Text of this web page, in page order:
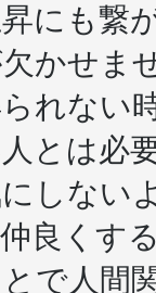
にも繋
かせま
れない
とは必
しない
良くす
で人間